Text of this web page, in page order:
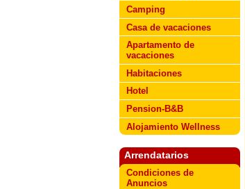
Camping
Casa de vacaciones
Apartamento de
vacaciones
Habitaciones
Hotel
Pension-B&B
Alojamiento Wellness
Arrendatarios
Condiciones de
Anuncios